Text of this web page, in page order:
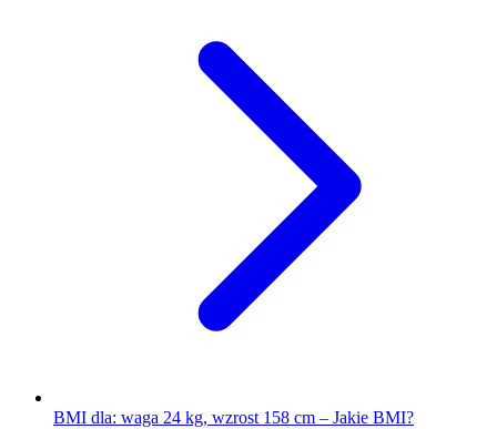
BMI dla: waga 24 kg, wzrost 158 cm – Jakie BMI?